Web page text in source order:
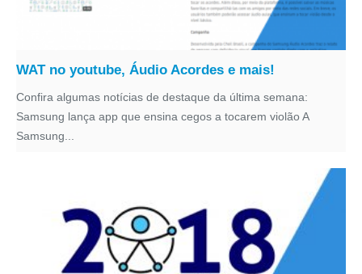
WAT no youtube, Áudio Acordes e mais!
Confira algumas notícias de destaque da última semana:
Samsung lança app que ensina cegos a tocarem violão A
Samsung...